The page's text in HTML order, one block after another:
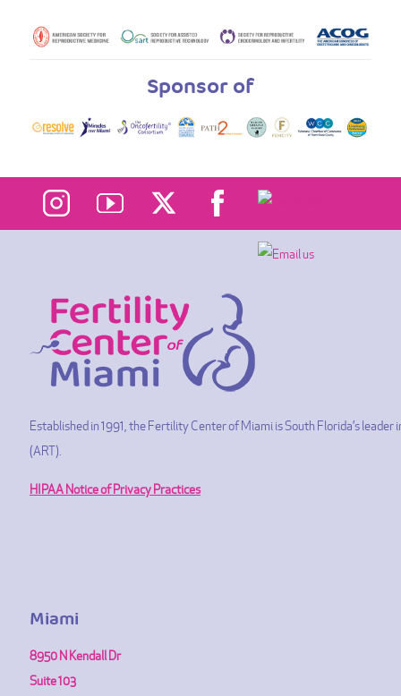
Sponsor of
Established in 1991, the Fertility Center of Miami is South Florida’s
(ART).
HIPAA Notice of Privacy Practices
Miami
8950 N Kendall Dr
Suite 103